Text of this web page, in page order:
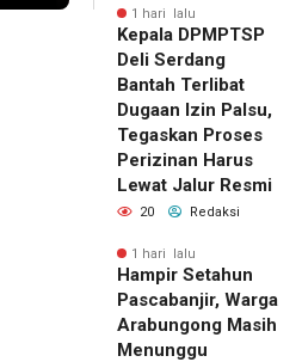
1 hari lalu
Kepala DPMPTSP
Deli Serdang
Bantah Terlibat
Dugaan Izin Palsu,
Tegaskan Proses
Perizinan Harus
Lewat Jalur Resmi
20 Redaksi
1 hari lalu
Hampir Setahun
Pascabanjir, Warga
Arabungong Masih
Menunggu